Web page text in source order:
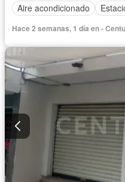
Aire acondicionado
Hace 2 semanas, 1 día en -